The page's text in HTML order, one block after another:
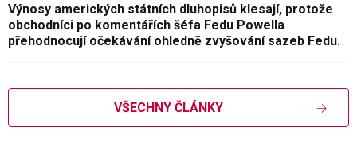
Výnosy amerických státních dluhopisů klesají, protože
obchodníci po komentářích šéfa Fedu Powella
přehodnocují očekávání ohledně zvyšování sazeb Fedu.
VŠECHNY ČLÁNKY